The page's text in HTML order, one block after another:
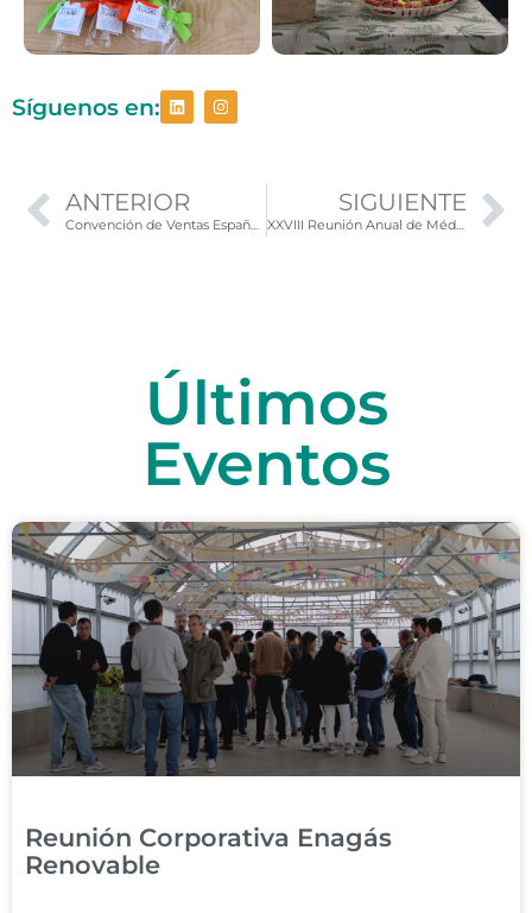
Síguenos en:
ANTERIOR
Convención de Ventas España y Portugal Exeltis
SIGUIENTE
XXVIII Reunión Anual de Médicos Residentes de Cirugía Cardiovascular y Endovascular
Últimos
Eventos
Reunión Corporativa Enagás
Renovable